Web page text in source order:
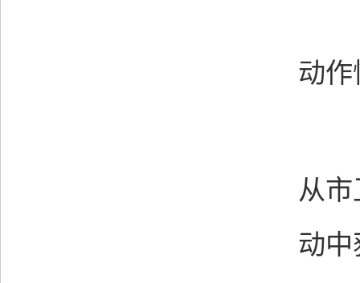
动
从
动